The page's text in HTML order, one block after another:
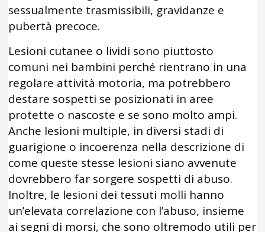
sessualmente trasmissibili, gravidanze e
pubertà precoce.
Lesioni cutanee o lividi sono piuttosto
comuni nei bambini perché rientrano in una
regolare attività motoria, ma potrebbero
destare sospetti se posizionati in aree
protette o nascoste e se sono molto ampi.
Anche lesioni multiple, in diversi stadi di
guarigione o incoerenza nella descrizione di
come queste stesse lesioni siano avvenute
dovrebbero far sorgere sospetti di abuso.
Inoltre, le lesioni dei tessuti molli hanno
un’elevata correlazione con l’abuso, insieme
ai segni di morsi, che sono oltremodo utili per